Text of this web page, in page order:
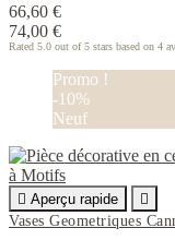
66,60 €
74,00 €
Rated 5.0 out of 5 stars based on 4
Promo !
-10%
Neuf
 Aperçu rapide

Vases Geometriques